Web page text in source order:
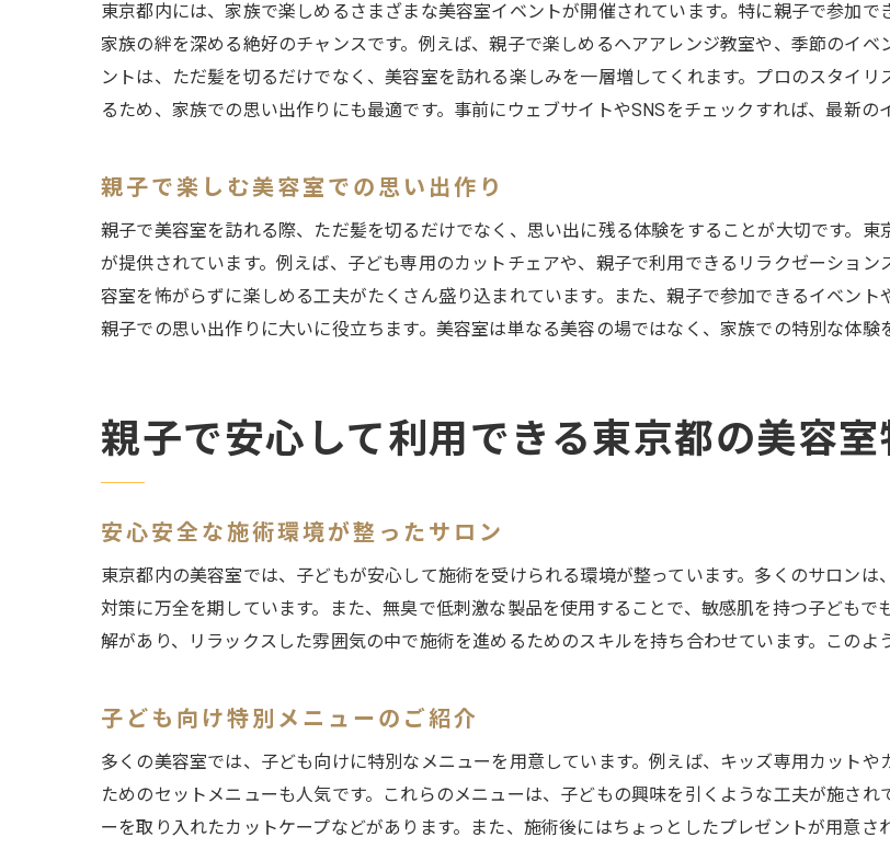
子どもも楽しめる店内工夫
子ども向け特別イベントの企画
親子で楽しむリラクゼーションの提供
家族で過ごす特別な時間をサポート
親子で笑顔になる美容室の選び方
東京都内には、家族で楽しめるさまざまな美容室イベントが開催されています。特に親子で参加で
家族の絆を深める絶好のチャンスです。例えば、親子で楽しめるヘアアレンジ教室や、季節のイ
ントは、ただ髪を切るだけでなく、美容室を訪れる楽しみを一層増してくれます。プロのスタイ
るため、家族での思い出作りにも最適です。事前にウェブサイトやSNSをチェックすれば、最新の
親子で楽しむ美容室での思い出作り
親子で美容室を訪れる際、ただ髪を切るだけでなく、思い出に残る体験をすることが大切です。
が提供されています。例えば、子ども専用のカットチェアや、親子で利用できるリラクゼーショ
容室を怖がらずに楽しめる工夫がたくさん盛り込まれています。また、親子で参加できるイベント
親子での思い出作りに大いに役立ちます。美容室は単なる美容の場ではなく、家族での特別な体験
親子で安心して利用できる東京都の美容室
安心安全な施術環境が整ったサロン
東京都内の美容室では、子どもが安心して施術を受けられる環境が整っています。多くのサロン
対策に万全を期しています。また、無臭で低刺激な製品を使用することで、敏感肌を持つ子ども
解があり、リラックスした雰囲気の中で施術を進めるためのスキルを持ち合わせています。このよ
子ども向け特別メニューのご紹介
多くの美容室では、子ども向けに特別なメニューを用意しています。例えば、キッズ専用カット
ためのセットメニューも人気です。これらのメニューは、子どもの興味を引くような工夫が施さ
ーを取り入れたカットケープなどがあります。また、施術後にはちょっとしたプレゼントが用意